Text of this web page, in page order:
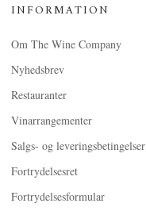
INFORMATION
Om The Wine Company
Nyhedsbrev
Restauranter
Vinarrangementer
Salgs- og leveringsbetingelser
Fortrydelsesret
Fortrydelsesformular